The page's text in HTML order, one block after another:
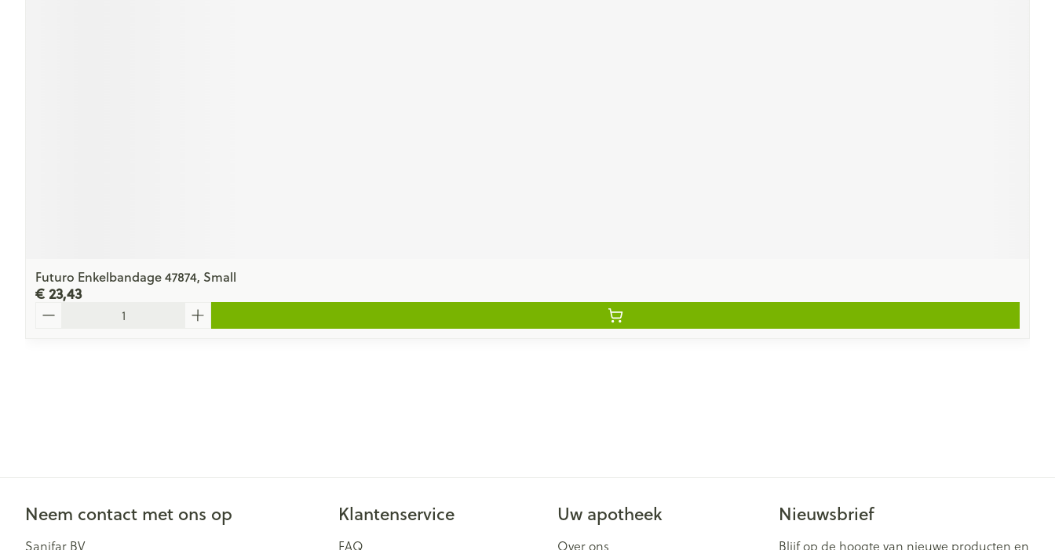
Futuro Enkelbandage 47874, Small
€ 23,43
Neem contact met ons op
Sanifar BV
Klantenservice
FAQ
Uw apotheek
Over ons
Nieuwsbrief
Blijf op de hoogte van nieuwe producten en